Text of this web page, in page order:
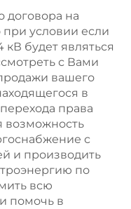
договора на
условии если
будет являться
с Вами
вашего
в
права
возможность
с
и производить
по
всю
помочь в